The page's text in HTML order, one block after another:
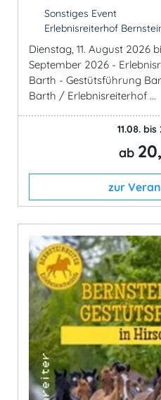
Sonstiges Event
Erlebnisreiterhof
Dienstag, 11. August 2026
September 2026 -
Barth - Gestütsführung
Barth / Erlebnisreiterhof ...
11.08.
ab
zur